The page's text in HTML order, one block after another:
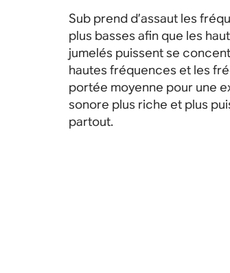
Sub prend d’assaut les
plus basses afin que les
jumelés puissent se
hautes fréquences et les
portée moyenne pour une
sonore plus riche et plus
partout.